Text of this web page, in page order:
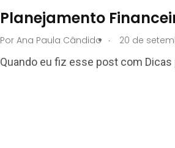
Planejamento
Por Ana Paula Cândido . 20 de
Quando eu fiz esse post com